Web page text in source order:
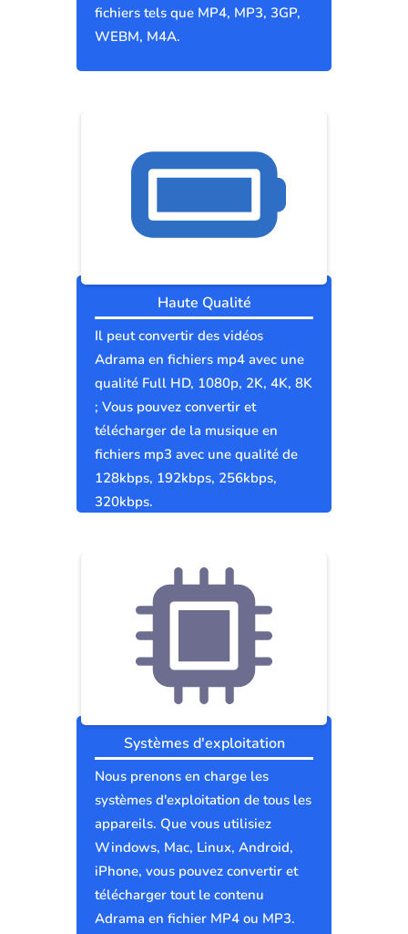
fichiers tels que MP4, MP3, 3GP,
WEBM, M4A.
Haute Qualité
Il peut convertir des vidéos
Adrama en fichiers mp4 avec une
qualité Full HD, 1080p, 2K, 4K, 8K
; Vous pouvez convertir et
télécharger de la musique en
fichiers mp3 avec une qualité de
128kbps, 192kbps, 256kbps,
320kbps.
Systèmes d'exploitation
Nous prenons en charge les
systèmes d'exploitation de tous les
appareils. Que vous utilisiez
Windows, Mac, Linux, Android,
iPhone, vous pouvez convertir et
télécharger tout le contenu
Adrama en fichier MP4 ou MP3.